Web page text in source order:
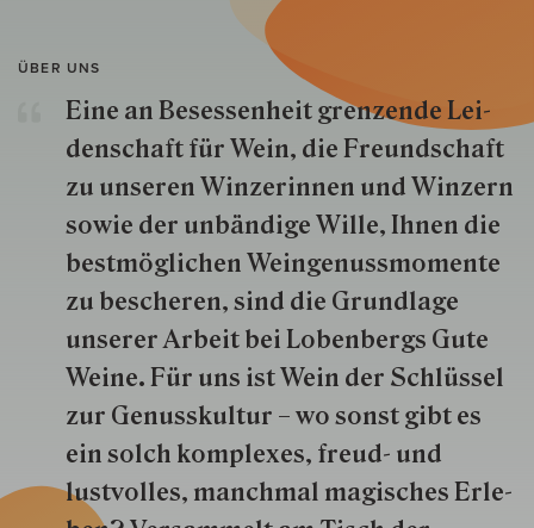
ÜBER UNS
Eine an Besessenheit gren­zende Lei­
den­schaft für Wein, die Freund­schaft
zu unseren Win­zer­innen und Win­zern
so­wie der un­bän­dige Wille, Ihnen die
best­mög­lich­en Wein­genuss­momente
zu besche­ren, sind die Grund­lage
unserer Arbeit bei Lobenbergs Gute
Weine. Für uns ist Wein der Schlüs­sel
zur Genuss­kultur – wo sonst gibt es
ein solch kom­plexes, freud- und
lustvolles, manchmal ma­gisch­es Er­le­